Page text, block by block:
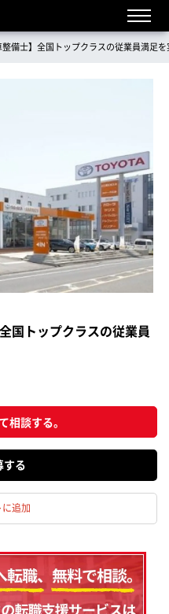
整備士】全国トップクラスの従業員満足を
国トップクラスの従業員
相談する。
する
追加